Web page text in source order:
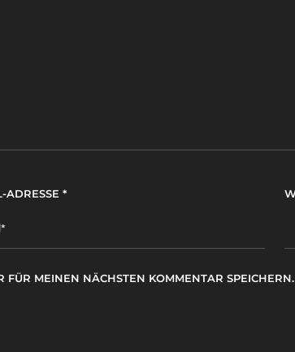
ADRESSE *
MEINEN NÄCHSTEN KOMMENTAR SPEICHERN.